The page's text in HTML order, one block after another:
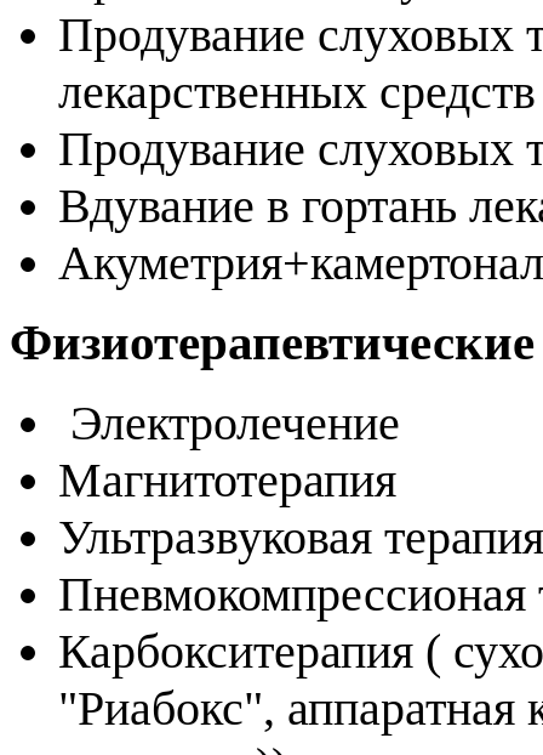
Продувание слуховых
лекарственных
Продувание слуховых
Вдувание в гортань
Электролечение
Магнитотерапия
Ультразвуковая
Карбокситерапия (
"Риабокс", аппаратная